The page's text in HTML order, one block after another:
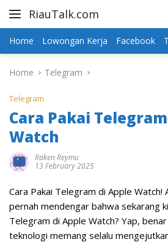
RiauTalk.com
Update
Terkini
Home Lowongan Kerja Facebook
Home Telegram
Telegram
Cara Pakai
Watch
Raken Reymu
13 February 2025
Cara Pakai Telegram di Apple Watch!
pernah mendengar bahwa sekarang
Telegram di Apple Watch? Yap,
teknologi memang selalu